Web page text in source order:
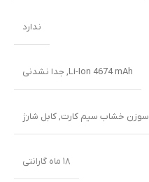
ندارد
Li-Ion 4674 mAh, جدا نشدنی
سوزن خشاب سیم کارت,کابل شارژ
۱۸ ماه گارانتی